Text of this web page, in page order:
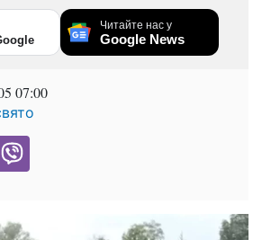
Читайте нас у
Google News
07:00